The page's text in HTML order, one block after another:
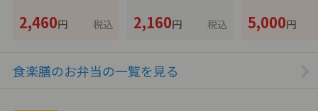
2,460円 税込 2,160円 税込 5,000円
食楽膳のお弁当の一覧を見る